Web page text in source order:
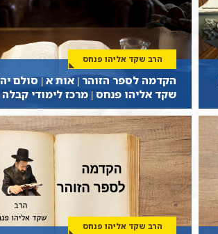
הרב שקד אליהו פנחס
הקדמה לספר הזוהר | אות א | סולם
שקד אליהו פנחס | מרכז לימודי קבלה
הרב שקד אליהו פנחס